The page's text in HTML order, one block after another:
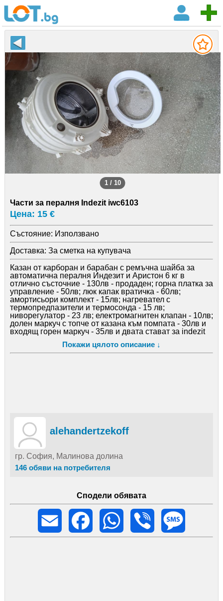
1 / 10
Части за пералня Indezit iwc6103
Цена: 15 €
Състояние: Използвано
Доставка: За сметка на купувача
Казан от карборан и барабан с ремъчна шайба за
автоматична пералня Индезит и Аристон 6 кг в
отлично състочние - 130лв - продаден; горна платка за
управление - 50лв; люк капак вратичка - 60лв;
амортисьори комплект - 15лв; нагревател с
термопредпазители и термосонда - 15 лв;
ниворегулатор - 23 лв; електромагнитен клапан - 10лв;
долен маркуч с топче от казана към помпата - 30лв и
входящ горен маркуч - 35лв и двата стават за indezit
пружина за уплътнението на люка - 10лв; изходящ
маркуч - 10 лв; решетка за течен препарат - 5лв.
Покажи цялото описание ↓
alehandertzekoff
гр. София, Малинова долина
146 обяви на потребителя
Сподели обявата
Email
Facebook WhatsApp Viber